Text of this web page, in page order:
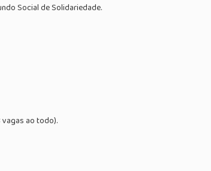
Social de Solidariedade.
ao todo).